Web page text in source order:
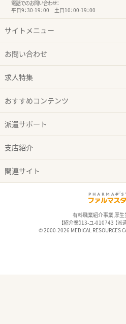
電話でのお問い合わせ：
平日9：30-19：00 土日10：00-19：00
サイトメニュー
お問い合わせ
求人特集
おすすめコンテンツ
派遣サポート
支店紹介
関連サイト
有料職業紹介事業 厚
【紹介業】13-ユ-010743 【
© 2000-2026 MEDICAL RESOURCES